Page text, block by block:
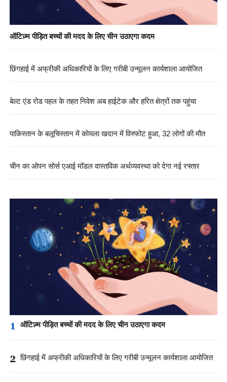
ऑटिज़्म पीड़ित बच्चों की मदद के लिए चीन उठाएगा कदम
छिंगहाई में अफ्रीकी अधिकारियों के लिए गरीबी उन्मूलन कार्यशाला आयोजित
बेल्ट एंड रोड पहल के तहत निवेश अब हाईटेक और हरित क्षेत्रों तक पहुंचा
पाकिस्तान के बलूचिस्तान में कोयला खदान में विस्फोट हुआ, 32 लोगों की मौत
चीन का ओपन सोर्स एआई मॉडल वास्तविक अर्थव्यवस्था को देगा नई रफ्तार
1 ऑटिज़्म पीड़ित बच्चों की मदद के लिए चीन उठाएगा कदम
2 छिंगहाई में अफ्रीकी अधिकारियों के लिए गरीबी उन्मूलन कार्यशाला आयोजित